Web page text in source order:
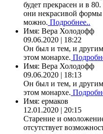
будет прекрасен и в
они некрасивой формы
можно. Подробнее..
Имя: Вера Холодофф
09.06.2020 | 18:22
Он был и тем, и
этом монархе.
Имя: Вера Холодофф
09.06.2020 | 18:13
Он был и тем, и
этом монархе.
Имя: ермаков
12.01.2020 | 20:15
Старение и
отсутствует